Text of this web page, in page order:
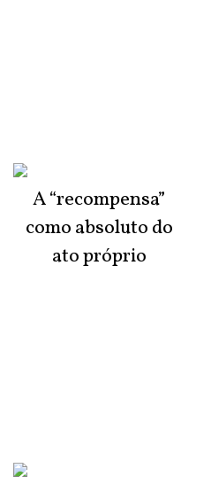
A “recompensa”
como absoluto do
ato próprio